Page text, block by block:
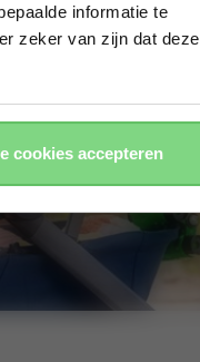
informatie te
zeker van zijn dat deze
cookies accepteren